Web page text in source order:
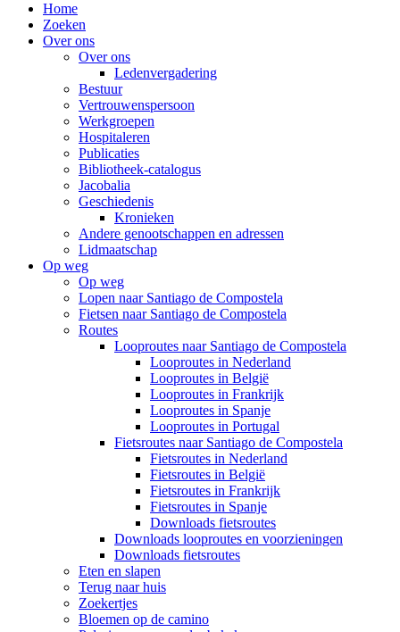
Home
Zoeken
Over ons
Over ons
Ledenvergadering
Bestuur
Vertrouwenspersoon
Werkgroepen
Hospitaleren
Publicaties
Bibliotheek-catalogus
Jacobalia
Geschiedenis
Kronieken
Andere genootschappen en adressen
Lidmaatschap
Op weg
Op weg
Lopen naar Santiago de Compostela
Fietsen naar Santiago de Compostela
Routes
Looproutes naar Santiago de Compostela
Looproutes in Nederland
Looproutes in België
Looproutes in Frankrijk
Looproutes in Spanje
Looproutes in Portugal
Fietsroutes naar Santiago de Compostela
Fietsroutes in Nederland
Fietsroutes in België
Fietsroutes in Frankrijk
Fietsroutes in Spanje
Downloads fietsroutes
Downloads looproutes en voorzieningen
Downloads fietsroutes
Eten en slapen
Terug naar huis
Zoekertjes
Bloemen op de camino